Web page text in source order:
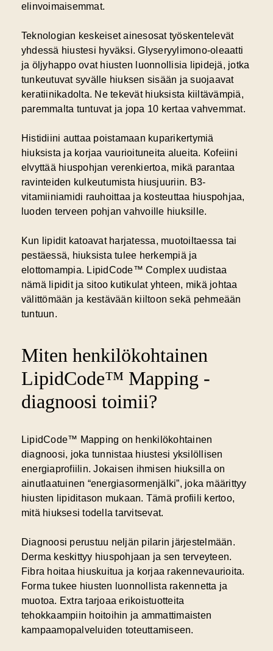
elinvoimaisemmat.
Teknologian keskeiset ainesosat työskentelevät
yhdessä hiustesi hyväksi. Glyseryylimono-oleaatti
ja öljyhappo ovat hiusten luonnollisia lipidejä, jotka
tunkeutuvat syvälle hiuksen sisään ja suojaavat
keratiinikadolta. Ne tekevät hiuksista kiiltävämpiä,
paremmalta tuntuvat ja jopa 10 kertaa vahvemmat.
Histidiini auttaa poistamaan kuparikertymiä
hiuksista ja korjaa vaurioituneita alueita. Kofeiini
elvyttää hiuspohjan verenkiertoa, mikä parantaa
ravinteiden kulkeutumista hiusjuuriin. B3-
vitamiiniamidi rauhoittaa ja kosteuttaa hiuspohjaa,
luoden terveen pohjan vahvoille hiuksille.
Kun lipidit katoavat harjatessa, muotoiltaessa tai
pestäessä, hiuksista tulee herkempiä ja
elottomampia. LipidCode™ Complex uudistaa
nämä lipidit ja sitoo kutikulat yhteen, mikä johtaa
välittömään ja kestävään kiiltoon sekä pehmeään
tuntuun.
Miten henkilökohtainen
LipidCode™ Mapping -
diagnoosi toimii?
LipidCode™ Mapping on henkilökohtainen
diagnoosi, joka tunnistaa hiustesi yksilöllisen
energiaprofiilin. Jokaisen ihmisen hiuksilla on
ainutlaatuinen “energiasormenjälki”, joka määrittyy
hiusten lipiditason mukaan. Tämä profiili kertoo,
mitä hiuksesi todella tarvitsevat.
Diagnoosi perustuu neljän pilarin järjestelmään.
Derma keskittyy hiuspohjaan ja sen terveyteen.
Fibra hoitaa hiuskuitua ja korjaa rakennevaurioita.
Forma tukee hiusten luonnollista rakennetta ja
muotoa. Extra tarjoaa erikoistuotteita
tehokkaampiin hoitoihin ja ammattimaisten
kampaamopalveluiden toteuttamiseen.